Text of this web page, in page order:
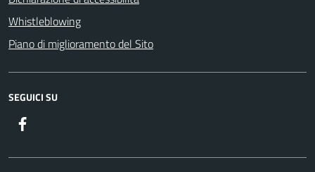
Whistleblowing
Piano di miglioramento del Sito
SEGUICI SU